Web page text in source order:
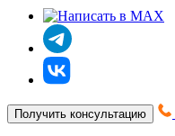
Получить консультацию